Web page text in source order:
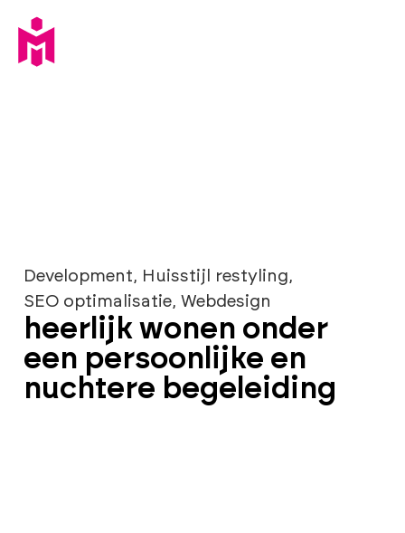
Development, Huisstijl restyling,
SEO optimalisatie, Webdesign
heerlijk wonen onder
een persoonlijke en
nuchtere begeleiding